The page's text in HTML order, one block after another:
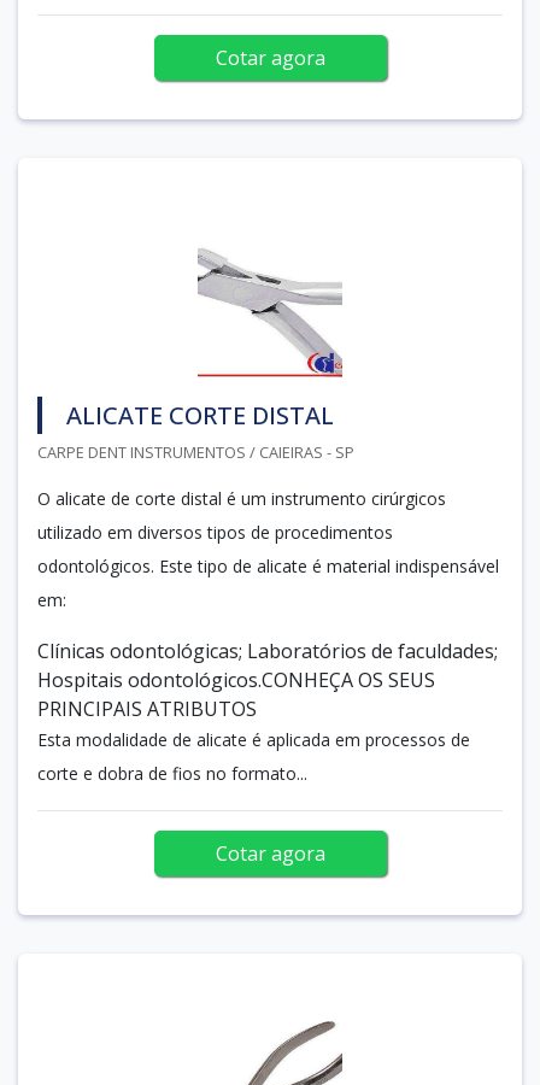
Cotar agora
ALICATE CORTE DISTAL
CARPE DENT INSTRUMENTOS / CAIEIRAS - SP
O alicate de corte distal é um instrumento cirúrgicos
utilizado em diversos tipos de procedimentos
odontológicos. Este tipo de alicate é material indispensável
em:
Clínicas odontológicas; Laboratórios de faculdades;
Hospitais odontológicos.CONHEÇA OS SEUS
PRINCIPAIS ATRIBUTOS
Esta modalidade de alicate é aplicada em processos de
corte e dobra de fios no formato...
Cotar agora